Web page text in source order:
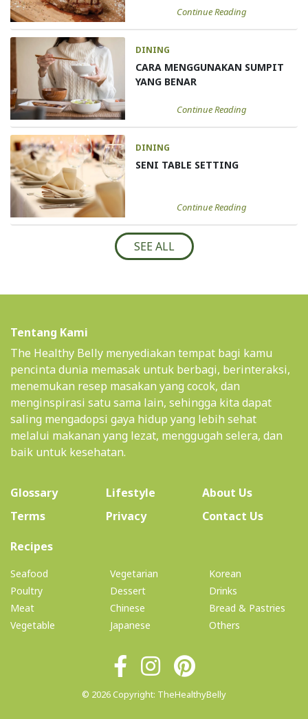
Continue Reading
DINING
CARA MENGGUNAKAN SUMPIT
YANG BENAR
Continue Reading
DINING
SENI TABLE SETTING
Continue Reading
SEE ALL
Tentang Kami
The Healthy Belly menyediakan tempat bagi kamu
pencinta dunia memasak untuk berbagi, berinteraksi,
menemukan resep masakan yang cocok, dan
menginspirasi satu sama lain, sehingga kita dapat
saling mengadopsi gaya hidup yang lebih sehat
melalui makanan yang lezat, menggugah selera, dan
baik untuk kesehatan.
Glossary Lifestyle About Us(current)
Terms
Privacy
Contact Us
Recipes(current)
Seafood
Poultry
Meat
Vegetable
Vegetarian
Dessert
Chinese
Japanese
Korean
Drinks
Bread & Pastries
Others
© 2026 Copyright: TheHealthyBelly